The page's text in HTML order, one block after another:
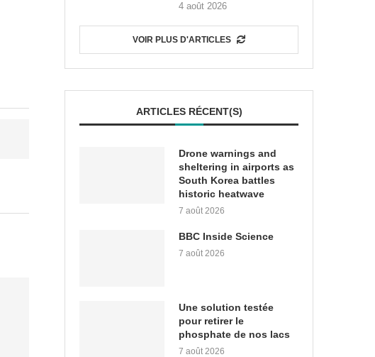
4 août 2026
VOIR PLUS D'ARTICLES
ARTICLES RÉCENT(S)
Drone warnings and
sheltering in airports as
South Korea battles
historic heatwave
7 août 2026
BBC Inside Science
7 août 2026
Une solution testée
pour retirer le
phosphate de nos lacs
7 août 2026